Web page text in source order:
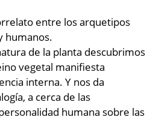
entre los arquetipos
humanos.
de la planta descubrimos
vegetal manifiesta
interna. Y nos da
a cerca de las
humana sobre las